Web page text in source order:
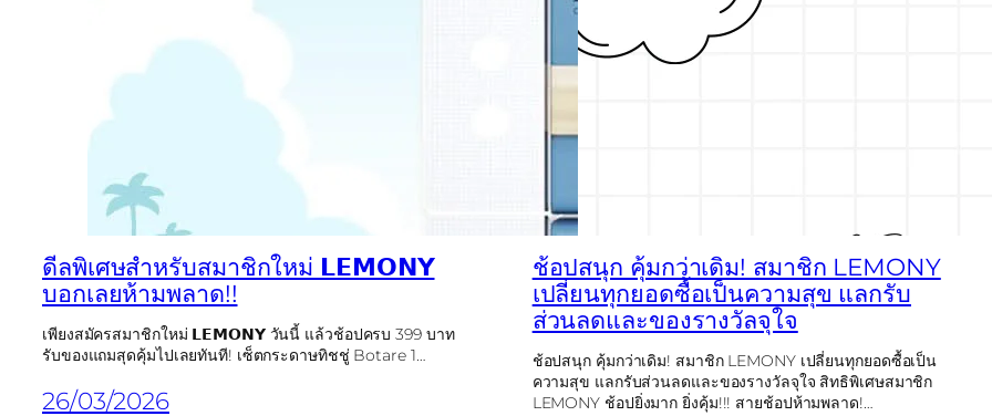
ดีลพิเศษสำหรับสมาชิกใหม่ 𝗟𝗘𝗠𝗢𝗡𝗬
บอกเลยห้ามพลาด!!
เพียงสมัครสมาชิกใหม่ 𝗟𝗘𝗠𝗢𝗡𝗬 วันนี้ แล้วช้อปครบ 399 บาท
รับของแถมสุดคุ้มไปเลยทันที! เซ็ตกระดาษทิชชู่ Botare 1…
26/03/2026
ช้อปสนุก คุ้มกว่าเดิม! สมาชิก LEMONY
เปลี่ยนทุกยอดซื้อเป็นความสุข แลกรับ
ส่วนลดและของรางวัลจุใจ
ช้อปสนุก คุ้มกว่าเดิม! สมาชิก LEMONY เปลี่ยนทุกยอดซื้อเป็น
ความสุข แลกรับส่วนลดและของรางวัลจุใจ สิทธิพิเศษสมาชิก
LEMONY ช้อปยิ่งมาก ยิ่งคุ้ม!!! สายช้อปห้ามพลาด!…